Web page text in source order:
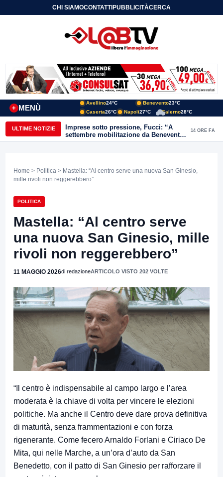
CHI SIAMOCONTATTIPUBBLICITÀCERCA
MENÙ
+
Avellino24°C Benevento23°C
Caserta26°C Napoli27°C Salerno28°C
ULTIME NOTIZIE
Imprese sotto pressione, Fucci: “A
settembre mobilitazione da Benevento
e Avellino”
14 ORE FA
Home > Politica > Mastella: “Al centro serve una nuova San Ginesio,
mille rivoli non reggerebbero”
POLITICA
Mastella: “Al centro serve
una nuova San Ginesio, mille
rivoli non reggerebbero”
11 MAGGIO 2026di redazioneARTICOLO VISTO 202 VOLTE
“Il centro è indispensabile al campo largo e l’area
moderata è la chiave di volta per vincere le elezioni
politiche. Ma anche il Centro deve dare prova definitiva
di maturità, senza frammentazioni e con forza
rigenerante. Come feceroArnaldo Forlani e Ciriaco De
Mita, qui nelle Marche, a un’ora d’auto da San
Benedetto, con il patto di San Ginesio per rafforzare il